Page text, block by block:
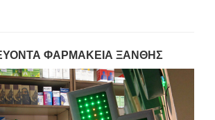
ΦΑΡΜΑΚΕΙΑ ΞΑΝΘΗΣ